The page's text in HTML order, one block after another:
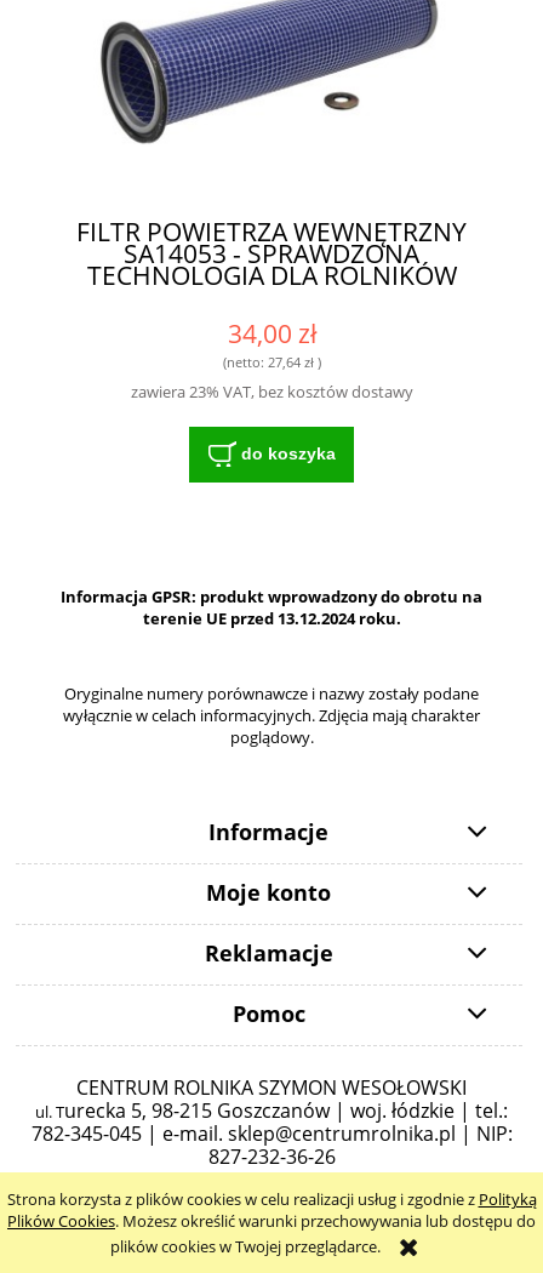
Strona korzysta z plików cookies w celu realizacji usług i zgodnie z Polityką
Plików Cookies. Możesz określić warunki przechowywania lub dostępu do
plików cookies w Twojej przeglądarce.
FILTR POWIETRZA WEWNĘTRZNY
SA14053 - SPRAWDZONA
TECHNOLOGIA DLA ROLNIKÓW
34,00 zł
(netto: 27,64 zł)
zawiera 23% VAT, bez kosztów dostawy
do koszyka
Informacja GPSR: produkt wprowadzony do obrotu na
terenie UE przed 13.12.2024 roku.
Oryginalne numery porównawcze i nazwy zostały podane
wyłącznie w celach informacyjnych. Zdjęcia mają charakter
poglądowy.
Informacje
Moje konto
Reklamacje
Pomoc
CENTRUM ROLNIKA SZYMON WESOŁOWSKI
ul. Turecka 5, 98-215 Goszczanów | woj. łódzkie | tel.:
782-345-045 | e-mail. sklep@centrumrolnika.pl | NIP:
827-232-36-26
pokaż pełną wersję strony
Sklep internetowy Shoper.pl